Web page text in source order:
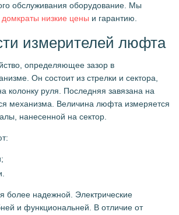
обслуживания оборудование. Мы
домкраты низкие цены и гарантию.
измерителей люфта
определяющее зазор в
Он состоит из стрелки и сектора,
колонку руля. Последняя завязана на
механизма. Величина люфта измеряется
нанесенной на сектор.
более надежной. Электрические
и функциональней. В отличие от